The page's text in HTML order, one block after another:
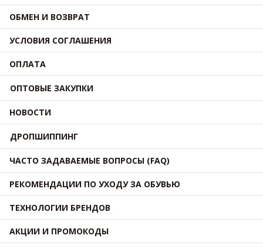
ОБМЕН И ВОЗВРАТ
УСЛОВИЯ СОГЛАШЕНИЯ
ОПЛАТА
ОПТОВЫЕ ЗАКУПКИ
НОВОСТИ
ДРОПШИППИНГ
ЧАСТО ЗАДАВАЕМЫЕ ВОПРОСЫ (FAQ)
РЕКОМЕНДАЦИИ ПО УХОДУ ЗА ОБУВЬЮ
ТЕХНОЛОГИИ БРЕНДОВ
АКЦИИ И ПРОМОКОДЫ